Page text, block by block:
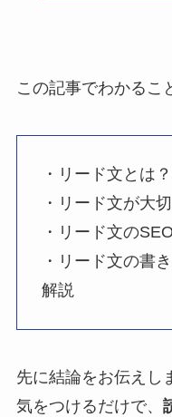
この記事でわかるこ
・リード文とは？
・リード文が大
・リード文の
・リード文の書
解説
先に結論をお伝えし
気をつけるだけで、